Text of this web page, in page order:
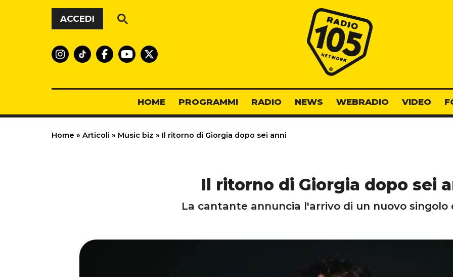
Vai al contenuto
ACCEDI
Radio 105
HOME PROGRAMMI RADIO NEWS WEBRADIO VIDEO
Home » Articoli » Music biz » Il ritorno di Giorgia dopo sei anni
Il ritorno di Giorgia dopo sei
La cantante annuncia l'arrivo di un nuovo singolo